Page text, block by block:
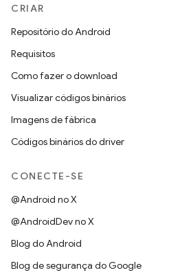
CRIAR
Repositório do Android
Requisitos
Como fazer o download
Visualizar códigos binários
Imagens de fábrica
Códigos binários do driver
CONECTE-SE
@Android no X
@AndroidDev no X
Blog do Android
Blog de segurança do Google